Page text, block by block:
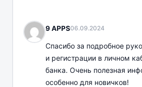
9 APPS06.09.2024
Спасибо за подробное
и регистрации в личном
банка. Очень полезная
особенно для новичков!